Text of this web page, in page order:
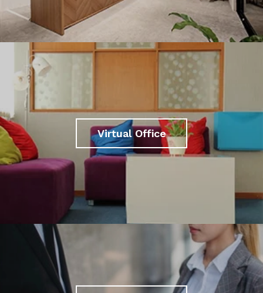
Virtual Office